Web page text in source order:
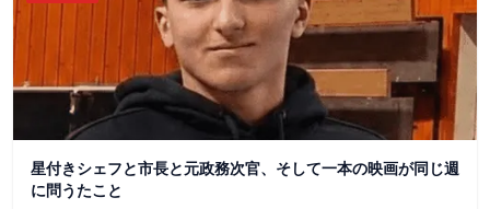
星付きシェフと市長と元政務次官、そして一本の映画が同じ週
に問うたこと